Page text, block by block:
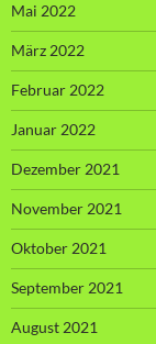
Mai 2022
März 2022
Februar 2022
Januar 2022
Dezember 2021
November 2021
Oktober 2021
September 2021
August 2021